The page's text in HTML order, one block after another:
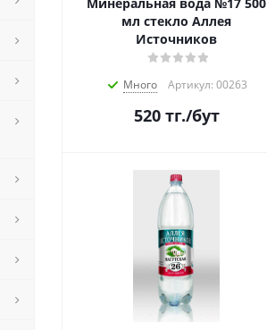
мл стекло Аллея
Источников
Много Артикул: 00263
520тг./бут